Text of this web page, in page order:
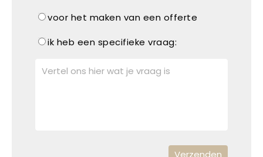
voor het maken van een offerte
ik heb een specifieke vraag: